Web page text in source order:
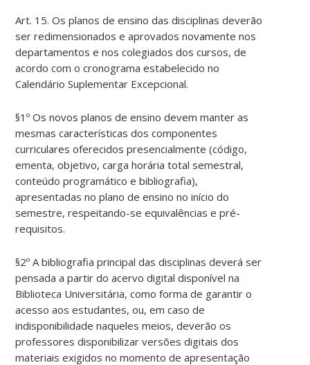
Art. 15. Os planos de ensino das disciplinas deverão
ser redimensionados e aprovados novamente nos
departamentos e nos colegiados dos cursos, de
acordo com o cronograma estabelecido no
Calendário Suplementar Excepcional.
§1º Os novos planos de ensino devem manter as
mesmas características dos componentes
curriculares oferecidos presencialmente (código,
ementa, objetivo, carga horária total semestral,
conteúdo programático e bibliografia),
apresentadas no plano de ensino no início do
semestre, respeitando-se equivalências e pré-
requisitos.
§2º A bibliografia principal das disciplinas deverá ser
pensada a partir do acervo digital disponível na
Biblioteca Universitária, como forma de garantir o
acesso aos estudantes, ou, em caso de
indisponibilidade naqueles meios, deverão os
professores disponibilizar versões digitais dos
materiais exigidos no momento de apresentação